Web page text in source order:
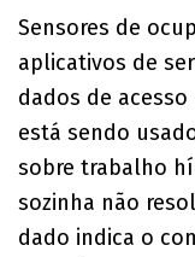
Sensores de
aplicativos de
dados de
está sendo
sobre trabalho
sozinha não
dado indica o